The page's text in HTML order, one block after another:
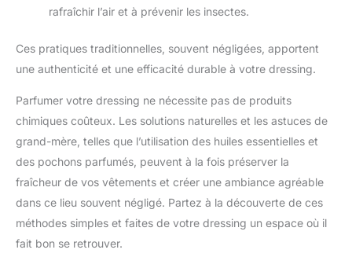
rafraîchir l’air et à prévenir les insectes.
Ces pratiques traditionnelles, souvent négligées, apportent
une authenticité et une efficacité durable à votre dressing.
Parfumer votre dressing ne nécessite pas de produits
chimiques coûteux. Les solutions naturelles et les astuces de
grand-mère, telles que l’utilisation des huiles essentielles et
des pochons parfumés, peuvent à la fois préserver la
fraîcheur de vos vêtements et créer une ambiance agréable
dans ce lieu souvent négligé. Partez à la découverte de ces
méthodes simples et faites de votre dressing un espace où il
fait bon se retrouver.